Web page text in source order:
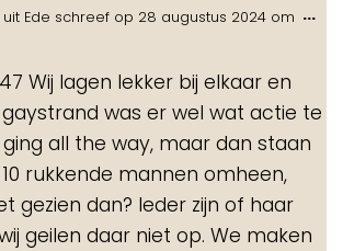
uit Ede schreef op 28 augustus 2024 om
Wij lagen lekker bij elkaar en
was er wel wat actie te
ging all the way, maar dan staan
rukkende mannen omheen,
gezien dan? Ieder zijn of haar
geilen daar niet op. We maken
...